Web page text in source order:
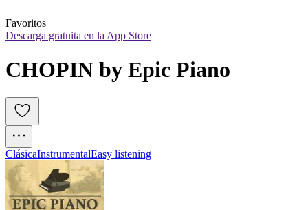
Favoritos
Descarga gratuita en la App Store
CHOPIN by Epic Piano
ClásicaInstrumentalEasy listening